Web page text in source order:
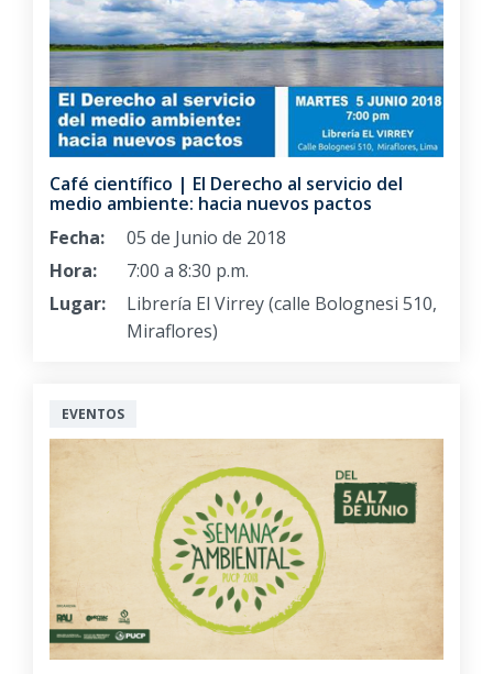
Café científico | El Derecho al servicio del
medio ambiente: hacia nuevos pactos
Fecha:
05 de Junio de 2018
Hora:
7:00 a 8:30 p.m.
Lugar:
Librería El Virrey (calle Bolognesi 510,
Miraflores)
EVENTOS